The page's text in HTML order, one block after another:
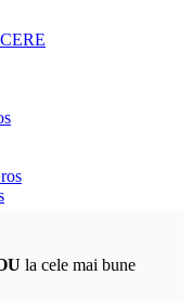
la cele mai bune